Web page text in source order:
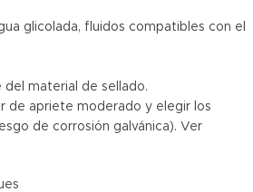
glicolada, fluidos compatibles con el
del material de sellado.
de apriete moderado y elegir los
de corrosión galvánica). Ver